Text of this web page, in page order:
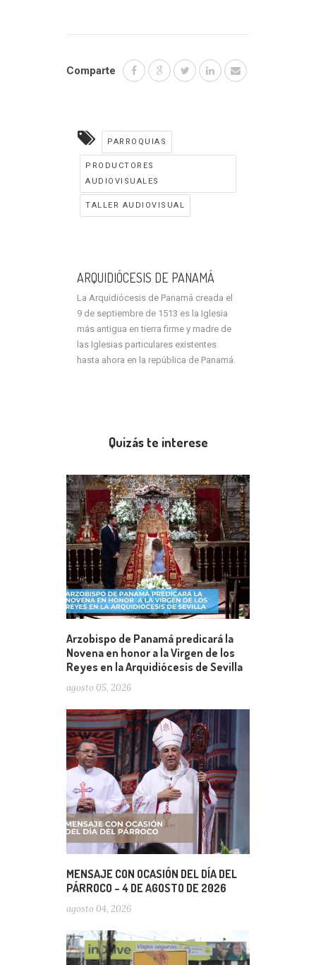
Comparte
PARROQUIAS
PRODUCTORES
AUDIOVISUALES
TALLER AUDIOVISUAL
ARQUIDIÓCESIS DE PANAMÁ
La Arquidiócesis de Panamá creada el
9 de septiembre de 1513 es la Iglesia
más antigua en tierra firme y madre de
las Iglesias particulares existentes
hasta ahora en la república de Panamá.
Quizás te interese
Arzobispo de Panamá predicará la
Novena en honor a la Virgen de los
Reyes en la Arquidiócesis de Sevilla
agosto 05, 2026
MENSAJE CON OCASIÓN DEL DÍA DEL
PÁRROCO – 4 DE AGOSTO DE 2026
agosto 04, 2026